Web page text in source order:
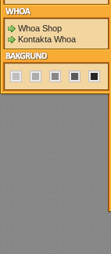
Whoa Shop
Kontakta Whoa